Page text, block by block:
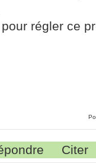
régler ce
Citer